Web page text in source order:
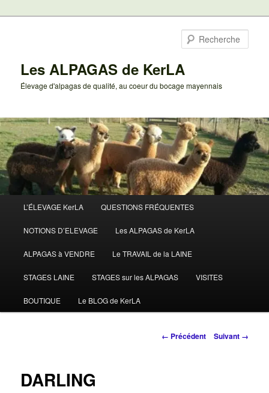
Les ALPAGAS de KerLA
Élevage d'alpagas de qualité, au coeur du bocage mayennais
principal
L’ÉLEVAGE KerLA QUESTIONS FRÉQUENTES
NOTIONS D’ELEVAGE Les ALPAGAS de KerLA
ALPAGAS à VENDRE Le TRAVAIL de la LAINE
STAGES LAINE STAGES sur les ALPAGAS VISITES
BOUTIQUE Le BLOG de KerLA
Navigation
← Précédent Suivant →
DARLING